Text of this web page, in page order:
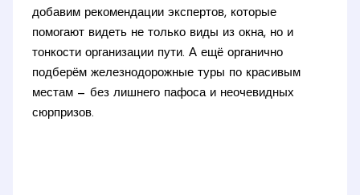
добавим рекомендации экспертов, которые
помогают видеть не только виды из окна, но и
тонкости организации пути. А ещё органично
подберём железнодорожные туры по красивым
местам — без лишнего пафоса и неочевидных
сюрпризов.